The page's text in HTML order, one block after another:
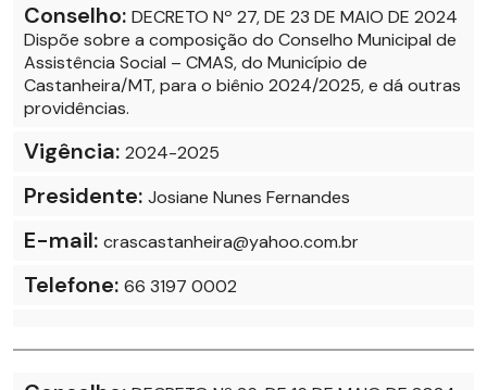
Conselho: DECRETO Nº 27, DE 23 DE MAIO DE 2024
Dispõe sobre a composição do Conselho Municipal de
Assistência Social – CMAS, do Município de
Castanheira/MT, para o biênio 2024/2025, e dá outras
providências.
Vigência: 2024-2025
Presidente: Josiane Nunes Fernandes
E-mail: crascastanheira@yahoo.com.br
Telefone: 66 3197 0002